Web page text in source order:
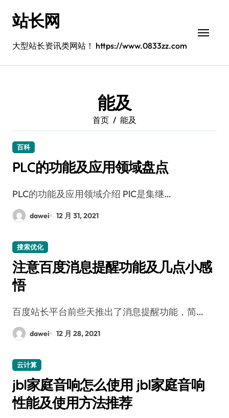
站长网
大型站长资讯类网站！ https://www.0833zz.com
能及
首页 能及
百科
PLC的功能及应用领域盘点
PLC的功能及应用领域介绍 PlC是集继…
dawei 12 月 31, 2021
搜索优化
注意百度消息提醒功能及几点小感
悟
百度站长平台前些天推出了消息提醒功能，简…
dawei 12 月 28, 2021
云计算
jbl家庭音响怎么使用 jbl家庭音响
性能及使用方法推荐